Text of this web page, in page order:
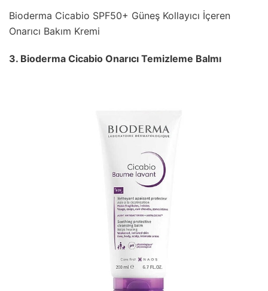
Bioderma Cicabio SPF50+ Güneş Kollayıcı İçeren
Onarıcı Bakım Kremi
3. Bioderma Cicabio Onarıcı Temizleme Balmı